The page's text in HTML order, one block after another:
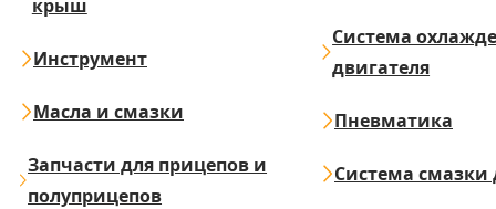
крыш
Инструмент
Масла и смазки
Запчасти для прицепов и
полуприцепов
Система
двигателя
Пневматика
Система смазки